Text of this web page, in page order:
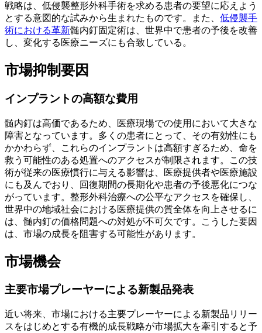
戦略は、低侵襲整形外科手術を求める患者の要望に応えよう
とする意図的な試みから生まれたものです。また、 低侵襲手
術における革新髄内釘固定術は、世界中で患者の予後を改善
し、変化する医療ニーズにも合致している。
市場抑制要因
インプラントの高額な費用
髄内釘は高価であるため、医療現場での使用において大きな
障害となっています。多くの患者にとって、その有効性にも
かかわらず、これらのインプラントは高額すぎるため、命を
救う可能性のある処置へのアクセスが制限されます。この技
術が従来の医療慣行に与える影響は、医療提供者や医療施設
にも及んでおり、回復期間の長期化や患者の予後悪化につな
がっています。整形外科治療への公平なアクセスを確保し、
世界中の地域社会における医療提供の質全体を向上させるに
は、髄内釘の価格問題への対処が不可欠です。こうした要因
は、市場の成長を阻害する可能性があります。
市場機会
主要市場プレーヤーによる新製品発表
近い将来、市場における主要プレーヤーによる新製品リリー
スをはじめとする有機的成長戦略が市場拡大を牽引すると予